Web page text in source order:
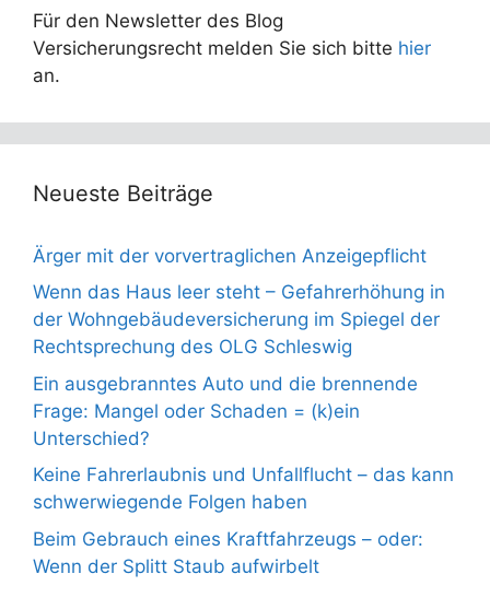
Für den Newsletter des Blog
Versicherungsrecht melden Sie sich bitte hier
an.
Neueste Beiträge
Ärger mit der vorvertraglichen Anzeigepflicht
Wenn das Haus leer steht – Gefahrerhöhung in
der Wohngebäudeversicherung im Spiegel der
Rechtsprechung des OLG Schleswig
Ein ausgebranntes Auto und die brennende
Frage: Mangel oder Schaden = (k)ein
Unterschied?
Keine Fahrerlaubnis und Unfallflucht – das kann
schwerwiegende Folgen haben
Beim Gebrauch eines Kraftfahrzeugs – oder:
Wenn der Splitt Staub aufwirbelt